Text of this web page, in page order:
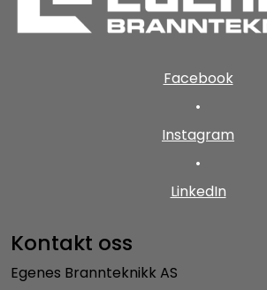
Facebook
•
Instagram
•
LinkedIn
Kontakt oss
Egenes Brannteknikk AS